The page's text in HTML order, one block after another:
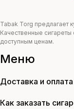
Tabak Torg предлагает
Качественные
доступным ценам.
Меню
Доставка и оплата
Как заказать